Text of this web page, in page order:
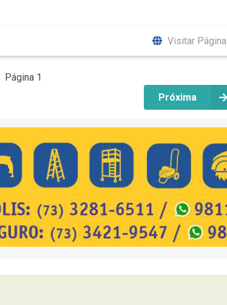
Visitar Página
Página 1
Próxima